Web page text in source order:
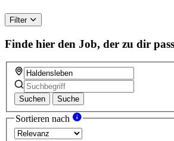
Filter
Finde hier den Job, der zu dir
Suchen Suche
Sortieren nach